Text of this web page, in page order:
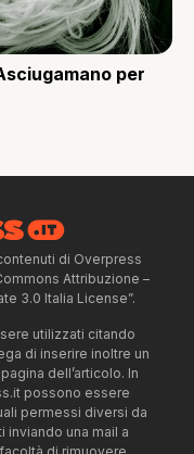
per
di Overpress
Attribuzione –
3.0 Italia License”.
utilizzati citando
di inserire inoltre un
dell’articolo. In
possono essere
permessi diversi da
una mail a